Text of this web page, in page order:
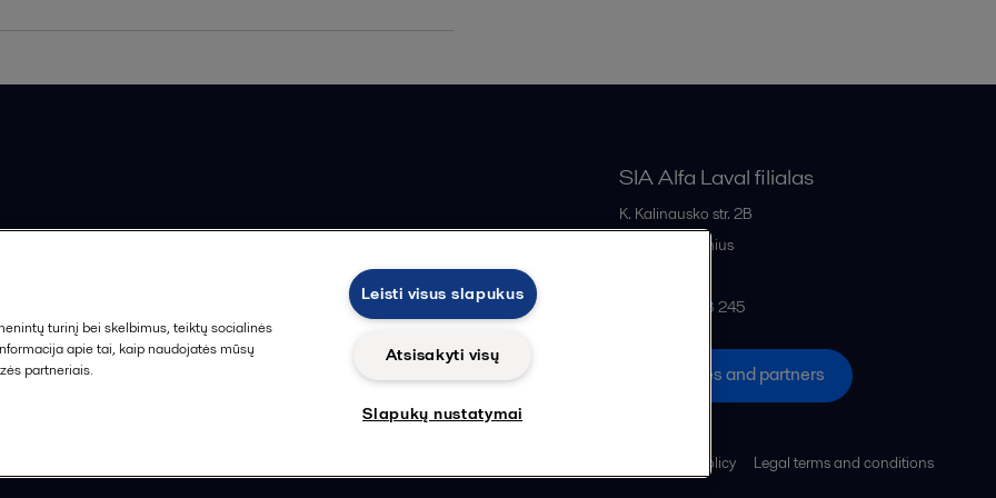
SIA Alfa Laval filialas
K. Kalinausko str. 2B
Vilnius
+370 669 33 245
All offices and partners
Cookies policy Legal terms and conditions
turinį bei skelbimus, teiktų socialinės
apie tai, kaip naudojatės mūsų
partneriais.
Leisti visus slapukus
Atsisakyti visų
Slapukų nustatymai